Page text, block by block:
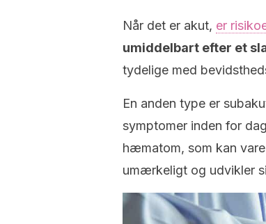
Når det er akut, er
umiddelbart efter et
tydelige med
En anden type er
symptomer inden for
hæmatom, som kan
umærkeligt og udvikler